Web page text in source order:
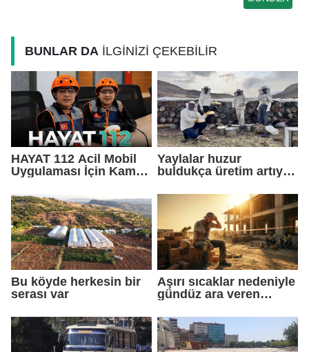
BUNLAR DA İLGİNİZİ ÇEKEBİLİR
HAYAT 112 Acil Mobil
Uygulaması İçin Kamu
Yaylalar huzur
buldukça üretim artıyor,
sahipleniyor
Bu köyde herkesin bir
serası var
Aşırı sıcaklar nedeniyle
gündüz ara veren
başladı